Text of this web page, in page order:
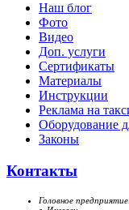
Наш блог
Фото
Видео
Доп. услуги
Сертификаты
Материалы
Инструкции
Реклама на
Оборудование
Законы
Контакты
Головное